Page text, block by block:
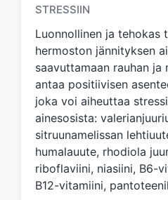
e
w
i
t
h
STRESSIIN
Luonnollinen ja tehokas
hermoston jännityksen
saavuttamaan rauhan ja
antaa positiivisen
joka voi aiheuttaa
ainesosista:
sitruunamelissan
humalauute, rhodiola
riboflaviini, niasiini, B6-
B12-vitamiini,